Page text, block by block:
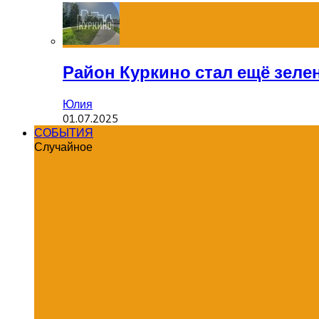
Район Куркино стал ещё
Юлия
01.07.2025
СОБЫТИЯ
Случайное